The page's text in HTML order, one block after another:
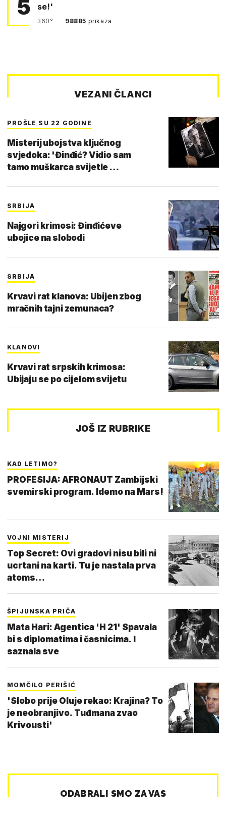
5
se!'
360° 98885 prikaza
VEZANI ČLANCI
PROŠLE SU 22 GODINE
Misterij ubojstva ključnog
svjedoka: 'Đinđić? Vidio sam
tamo muškarca svijetle …
SRBIJA
Najgori krimosi: Đinđićeve
ubojice na slobodi
SRBIJA
Krvavi rat klanova: Ubijen zbog
mračnih tajni zemunaca?
KLANOVI
Krvavi rat srpskih krimosa:
Ubijaju se po cijelom svijetu
JOŠ IZ RUBRIKE
KAD LETIMO?
PROFESIJA: AFRONAUT Zambijski
svemirski program. Idemo na Mars!
VOJNI MISTERIJ
Top Secret: Ovi gradovi nisu bili ni
ucrtani na karti. Tu je nastala prva
atoms…
ŠPIJUNSKA PRIČA
Mata Hari: Agentica 'H 21' Spavala
bi s diplomatima i časnicima. I
saznala sve
MOMČILO PERIŠIĆ
'Slobo prije Oluje rekao: Krajina? To
je neobranjivo. Tuđmana zvao
Krivousti'